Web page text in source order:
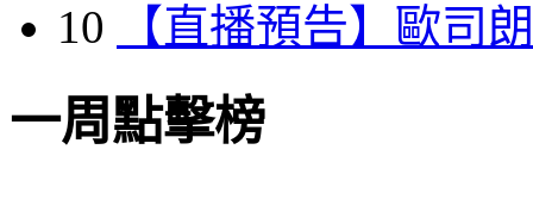
10
【直播預告】歐司
一周點擊榜